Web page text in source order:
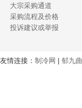
大宗采购通道
采购流程及价格
投诉建议或举报
友情连接： 制冷网 | 郁九